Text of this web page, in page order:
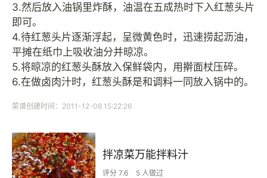
3.然后放入油锅里炸酥，油温在五成热时下入红葱头片
即可。
4.待红葱头片逐渐浮起，呈微黄色时，迅速捞起沥油，
平摊在纸巾上吸收油分并晾凉。
5.将晾凉的红葱头酥放入保鲜袋内，用擀面杖压碎。
6.在做卤肉汁时，红葱头酥是和调料一同放入锅中的。
菜谱创建时间：2011-12-06 15:22:26
拌凉菜万能拌料汁
评分 7.6 5 人做过